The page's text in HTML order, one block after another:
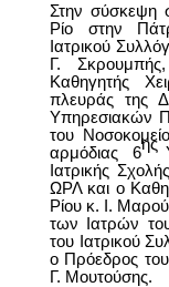
Στην σύσκεψη
Ρίο στην
Ιατρικού
Γ.
Καθηγητής
πλευράς της
Υπηρεσιακών
του
αρμόδιας
6ης
Ιατρικής
ΩΡΛ και ο
Ρίου κ. Ι.
των Ιατρών
του Ιατρικού
ο Πρόεδρος
Γ. Μουτούσης.